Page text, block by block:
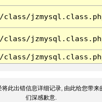
class/
class/
class/
将此出错信息详细记录, 由此给您带来
们深感歉意.